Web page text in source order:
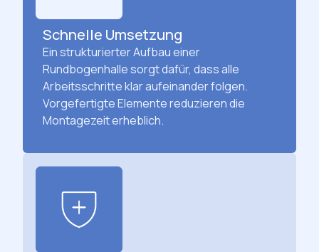
Schnelle Umsetzung
Ein strukturierter Aufbau einer
Rundbogenhalle sorgt dafür, dass alle
Arbeitsschritte klar aufeinander folgen.
Vorgefertigte Elemente reduzieren die
Montagezeit erheblich.